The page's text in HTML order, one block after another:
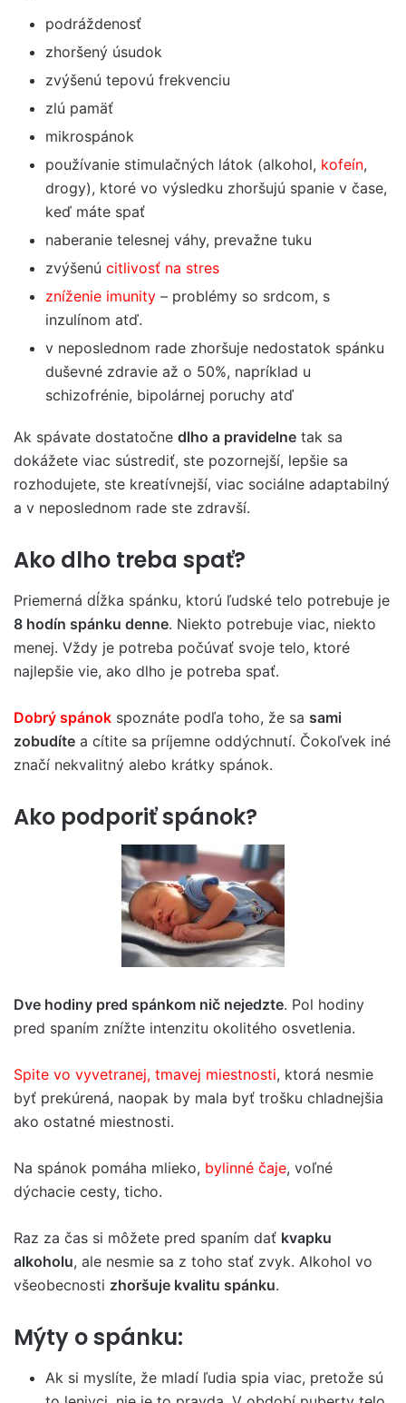
podráždenosť
zhoršený úsudok
zvýšenú tepovú frekvenciu
zlú pamäť
mikrospánok
používanie stimulačných látok (alkohol, kofeín,
drogy), ktoré vo výsledku zhoršujú spanie v čase,
keď máte spať
naberanie telesnej váhy, prevažne tuku
zvýšenú citlivosť na stres
zníženie imunity – problémy so srdcom, s
inzulínom atď.
v neposlednom rade zhoršuje nedostatok spánku
duševné zdravie až o 50%, napríklad u
schizofrénie, bipolárnej poruchy atď
Ak spávate dostatočne dlho a pravidelne tak sa
dokážete viac sústrediť, ste pozornejší, lepšie sa
rozhodujete, ste kreatívnejší, viac sociálne adaptabilný
a v neposlednom rade ste zdravší.
Ako dlho treba spať?
Priemerná dĺžka spánku, ktorú ľudské telo potrebuje je
8 hodín spánku denne. Niekto potrebuje viac, niekto
menej. Vždy je potreba počúvať svoje telo, ktoré
najlepšie vie, ako dlho je potreba spať.
Dobrý spánok spoznáte podľa toho, že sa sami
zobudíte a cítite sa príjemne oddýchnutí. Čokoľvek iné
značí nekvalitný alebo krátky spánok.
Ako podporiť spánok?
Dve hodiny pred spánkom nič nejedzte. Pol hodiny
pred spaním znížte intenzitu okolitého osvetlenia.
Spite vo vyvetranej, tmavej miestnosti, ktorá nesmie
byť prekúrená, naopak by mala byť trošku chladnejšia
ako ostatné miestnosti.
Na spánok pomáha mlieko, bylinné čaje, voľné
dýchacie cesty, ticho.
Raz za čas si môžete pred spaním dať kvapku
alkoholu, ale nesmie sa z toho stať zvyk. Alkohol vo
všeobecnosti zhoršuje kvalitu spánku.
Mýty o spánku:
Ak si myslíte, že mladí ľudia spia viac, pretože sú